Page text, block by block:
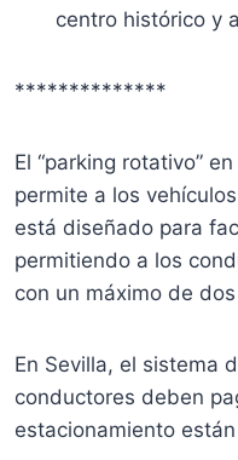
centro histórico y
**************
El “parking rotativo”
permite a los
está diseñado para
permitiendo a los
con un máximo de
En Sevilla, el sistema
conductores deben
estacionamiento